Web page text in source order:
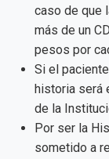
caso de que
más de un
pesos por
Si el
historia será
de la
Por ser la
sometido a